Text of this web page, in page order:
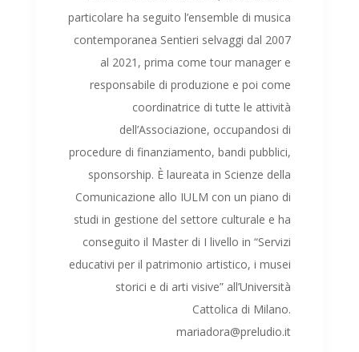
particolare ha seguito l’ensemble di musica
contemporanea Sentieri selvaggi dal 2007
al 2021, prima come tour manager e
responsabile di produzione e poi come
coordinatrice di tutte le attività
dell’Associazione, occupandosi di
procedure di finanziamento, bandi pubblici,
sponsorship. È laureata in Scienze della
Comunicazione allo IULM con un piano di
studi in gestione del settore culturale e ha
conseguito il Master di I livello in “Servizi
educativi per il patrimonio artistico, i musei
storici e di arti visive” all’Università
Cattolica di Milano.
mariadora@preludio.it